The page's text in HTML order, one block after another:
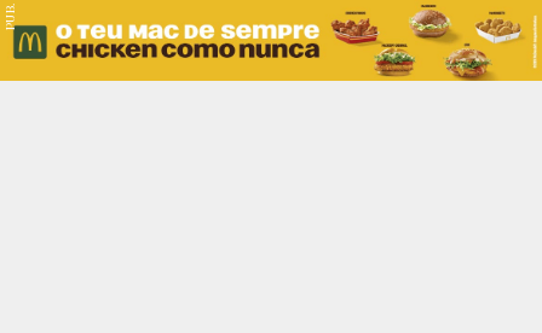
PUB.